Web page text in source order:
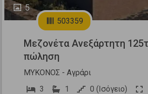
5
503359
Μεζονέτα Ανεξάρτητη
πώληση
ΜΥΚΟΝΟΣ - Αγράρι
3
1 0 (Ισόγειο)